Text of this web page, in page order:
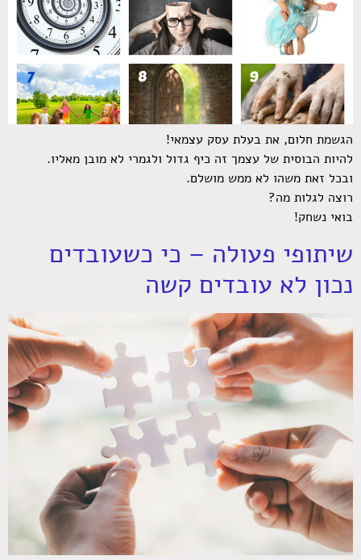
הגשמת חלום, את בעלת עסק עצמאי!
להיות הבוסית של עצמך זה כיף גדול ולגמרי לא מובן מאליו.
ובכל זאת משהו לא ממש מושלם.
רוצה לגלות מה?
בואי נשחק!
שיתופי פעולה – כי כשעובדים
נכון לא עובדים קשה